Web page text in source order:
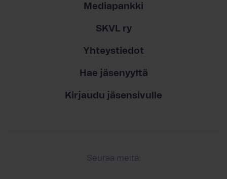
Mediapankki
SKVL ry
Yhteystiedot
Hae jäsenyyttä
Kirjaudu jäsensivulle
Seuraa meitä: